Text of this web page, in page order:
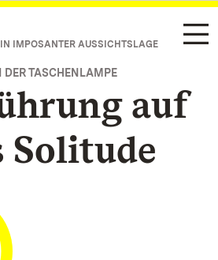
IMPOSANTER AUSSICHTSLAGE
DER TASCHENLAMPE
auf
Solitude